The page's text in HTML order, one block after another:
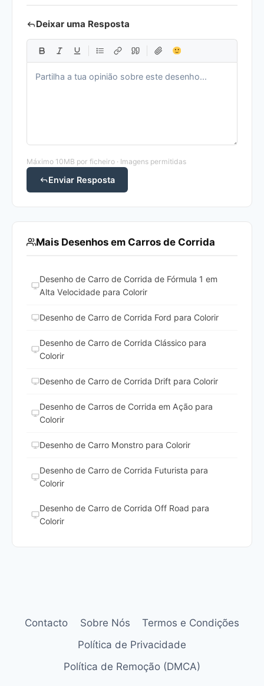
Deixar uma Resposta
Máximo 10MB por ficheiro · Imagens permitidas
Enviar Resposta
Mais Desenhos em Carros de Corrida
Desenho de Carro de Corrida de Fórmula 1 em
Alta Velocidade para Colorir
Desenho de Carro de Corrida Ford para Colorir
Desenho de Carro de Corrida Clássico para
Colorir
Desenho de Carro de Corrida Drift para Colorir
Desenho de Carros de Corrida em Ação para
Colorir
Desenho de Carro Monstro para Colorir
Desenho de Carro de Corrida Futurista para
Colorir
Desenho de Carro de Corrida Off Road para
Colorir
Contacto Sobre Nós
Termos e Condições
Política de Privacidade
Política de Remoção (DMCA)